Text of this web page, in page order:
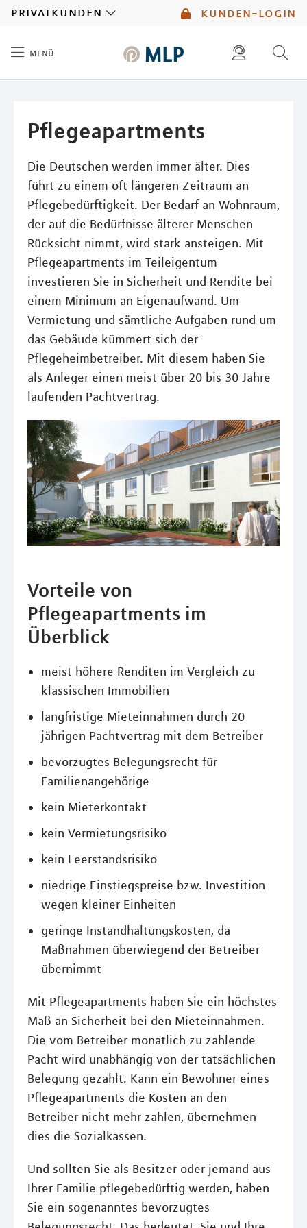
kunden-login
privatkunden
menü
Pflegeapartments
Die Deutschen werden immer älter. Dies
führt zu einem oft längeren Zeitraum an
Pflegebedürftigkeit. Der Bedarf an Wohnraum,
der auf die Bedürfnisse älterer Menschen
Rücksicht nimmt, wird stark ansteigen. Mit
Pflegeapartments im Teileigentum
investieren Sie in Sicherheit und Rendite bei
einem Minimum an Eigenaufwand. Um
Vermietung und sämtliche Aufgaben rund um
das Gebäude kümmert sich der
Pflegeheimbetreiber. Mit diesem haben Sie
als Anleger einen meist über 20 bis 30 Jahre
laufenden Pachtvertrag.
Vorteile von
Pflegeapartments im
Überblick
meist höhere Renditen im Vergleich zu
klassischen Immobilien
langfristige Mieteinnahmen durch 20
jährigen Pachtvertrag mit dem Betreiber
bevorzugtes Belegungsrecht für
Familienangehörige
kein Mieterkontakt
kein Vermietungsrisiko
kein Leerstandsrisiko
niedrige Einstiegspreise bzw. Investition
wegen kleiner Einheiten
geringe Instandhaltungskosten, da
Maßnahmen überwiegend der Betreiber
übernimmt
Mit Pflegeapartments haben Sie ein höchstes
Maß an Sicherheit bei den Mieteinnahmen.
Die vom Betreiber monatlich zu zahlende
Pacht wird unabhängig von der tatsächlichen
Belegung gezahlt. Kann ein Bewohner eines
Pflegeapartments die Kosten an den
Betreiber nicht mehr zahlen, übernehmen
dies die Sozialkassen.
Und sollten Sie als Besitzer oder jemand aus
Ihrer Familie pflegebedürftig werden, haben
Sie ein sogenanntes bevorzugtes